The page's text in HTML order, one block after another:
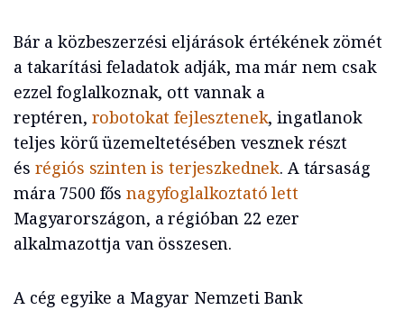
Bár a közbeszerzési eljárások értékének zömét
a takarítási feladatok adják, ma már nem csak
ezzel foglalkoznak, ott vannak a
reptéren, robotokat fejlesztenek, ingatlanok
teljes körű üzemeltetésében vesznek részt
és régiós szinten is terjeszkednek. A társaság
mára 7500 fős nagyfoglalkoztató lett
Magyarországon, a régióban 22 ezer
alkalmazottja van összesen.
A cég egyike a Magyar Nemzeti Bank